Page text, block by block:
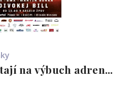
na výbuch adren...